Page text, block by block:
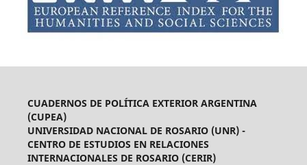
CUADERNOS DE POLÍTICA EXTERIOR ARGENTINA
(CUPEA)
UNIVERSIDAD NACIONAL DE ROSARIO (UNR) -
CENTRO DE ESTUDIOS EN RELACIONES
INTERNACIONALES DE ROSARIO (CERIR)